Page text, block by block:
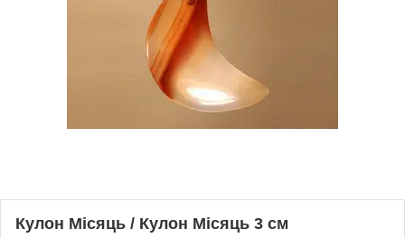
Кулон Місяць / Кулон Місяць 3 см